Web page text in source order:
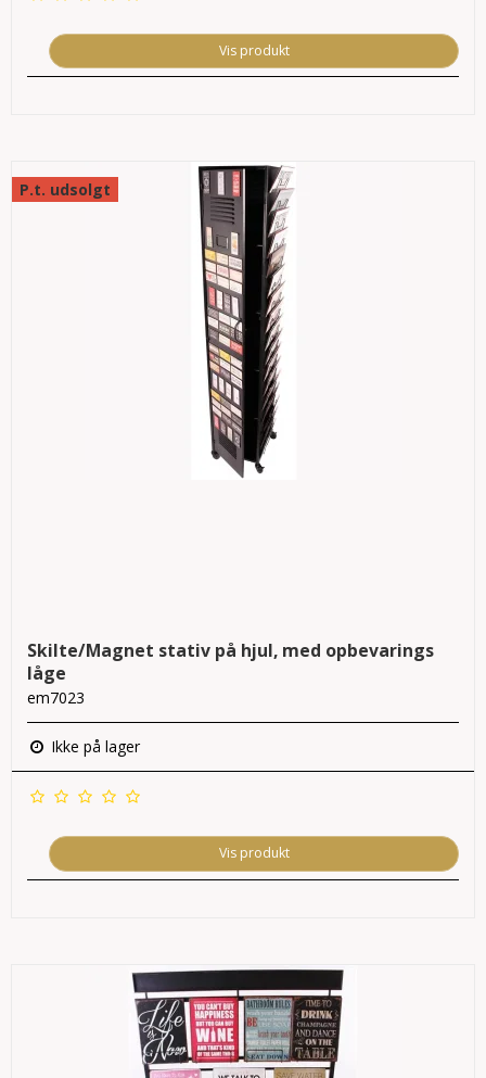
Vis produkt
P.t. udsolgt
Skilte/Magnet stativ på hjul, med opbevarings
låge
em7023
Ikke på lager
Vis produkt